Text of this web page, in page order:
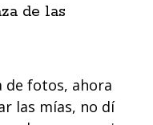
de las
de fotos, ahora
las mías, no dí